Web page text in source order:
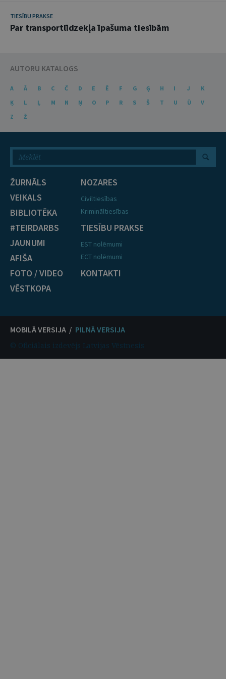
TIESĪBU PRAKSE
Par transportlīdzekļa īpašuma tiesībām
AUTORU KATALOGS
A Ā B C Č D E Ē F G Ģ H I J
K
Ķ
L Ļ M N Ņ O P R S Š T U Ū
V
Z
Ž
ŽURNĀLS
VEIKALS
BIBLIOTĒKA
#TEIRDARBS
JAUNUMI
AFIŠA
FOTO / VIDEO
VĒSTKOPA
NOZARES
Civiltiesības
Krimināltiesības
TIESĪBU PRAKSE
EST nolēmumi
ECT nolēmumi
KONTAKTI
MOBILĀ VERSIJA / PILNĀ VERSIJA
© Oficiālais izdevējs Latvijas Vēstnesis